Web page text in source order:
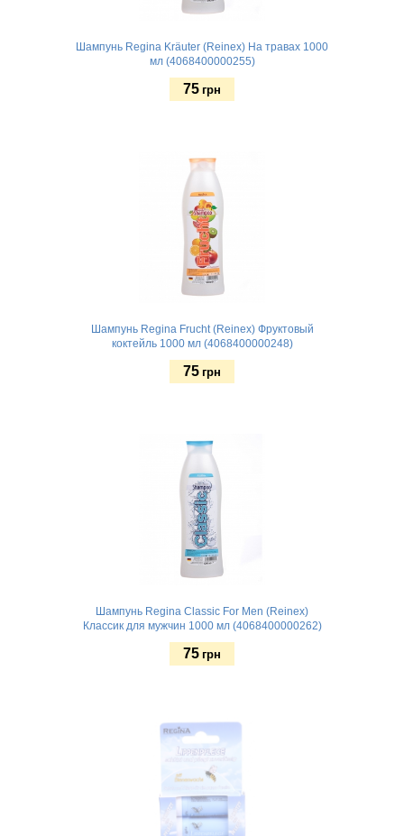
Шампунь Regina Kräuter (Reinex) На травах 1000
мл (4068400000255)
75 грн
Шампунь Regina Frucht (Reinex) Фруктовый
коктейль 1000 мл (4068400000248)
75 грн
Шампунь Regina Classic For Men (Reinex)
Классик для мужчин 1000 мл (4068400000262)
75 грн